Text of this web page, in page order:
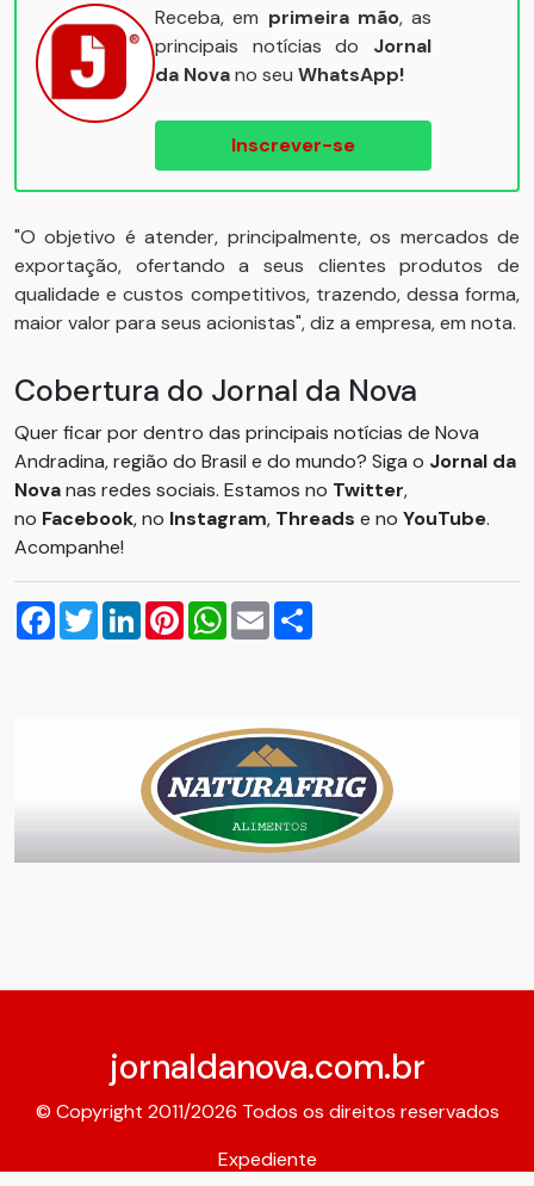
Receba, em primeira mão, as
principais notícias do Jornal
da Novano seu WhatsApp!
Inscrever-se
"O objetivo é atender, principalmente, os mercados de
exportação, ofertando a seus clientes produtos de
qualidade e custos competitivos, trazendo, dessa forma,
maior valor para seus acionistas", diz a empresa, em nota.
Cobertura do Jornal da Nova
Quer ficar por dentro das principais notícias de Nova
Andradina, região do Brasil e do mundo? Siga o Jornal da
Novanas redes sociais. Estamos no Twitter,
no Facebook, no Instagram, Threads e no YouTube.
Acompanhe!
Facebook
TwitterLinkedInPinterestWhatsApp
Email
jornaldanova.com.br
© Copyright 2011/2026 Todos os direitos reservados
Expediente